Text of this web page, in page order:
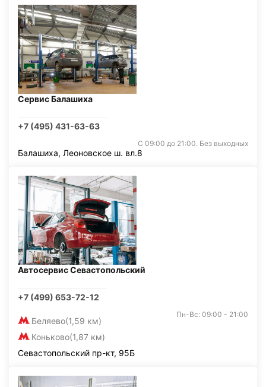
Сервис Балашиха
+7 (495) 431-63-63
С 09:00 до 21:00. Без выходных
Балашиха, Леоновское ш. вл.8
Автосервис Севастопольский
+7 (499) 653-72-12
Беляево(1,59 км)
Коньково(1,87 км)
Пн-Вс: 09:00 - 21:00
Севастопольский пр-кт, 95Б